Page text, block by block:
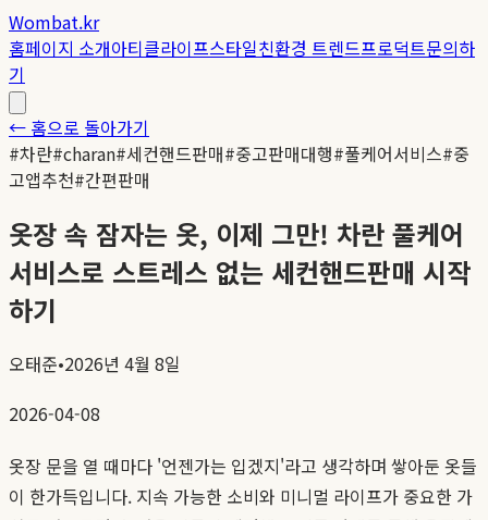
Wombat.kr
홈페이지 소개아티클라이프스타일친환경 트렌드프로덕트문의하
기
← 홈으로 돌아가기
#차란#charan#세컨핸드판매#중고판매대행#풀케어서비스#중
고앱추천#간편판매
옷장 속 잠자는 옷, 이제 그만! 차란 풀케어
서비스로 스트레스 없는 세컨핸드판매 시작
하기
오태준•2026년 4월 8일
2026-04-08
옷장 문을 열 때마다 '언젠가는 입겠지'라고 생각하며 쌓아둔 옷들
이 한가득입니다. 지속 가능한 소비와 미니멀 라이프가 중요한 가